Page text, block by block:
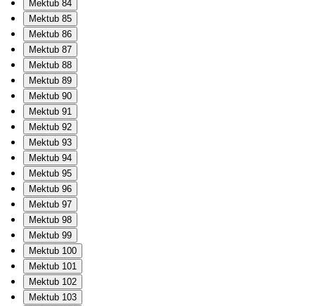
Mektub 84
Mektub 85
Mektub 86
Mektub 87
Mektub 88
Mektub 89
Mektub 90
Mektub 91
Mektub 92
Mektub 93
Mektub 94
Mektub 95
Mektub 96
Mektub 97
Mektub 98
Mektub 99
Mektub 100
Mektub 101
Mektub 102
Mektub 103